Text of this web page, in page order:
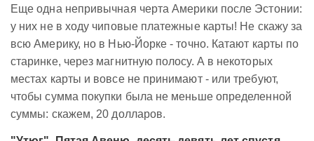
Еще одна непривычная черта Америки после Эстонии:
у них не в ходу чиповые платежные карты! Не скажу за
всю Америку, но в Нью-Йорке - точно. Катают карты по
старинке, через магнитную полосу. А в некоторых
местах карты и вовсе не принимают - или требуют,
чтобы сумма покупки была не меньше определенной
суммы: скажем, 20 долларов.